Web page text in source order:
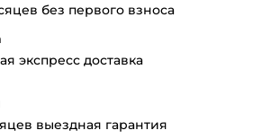
без первого взноса
экспресс доставка
выездная гарантия